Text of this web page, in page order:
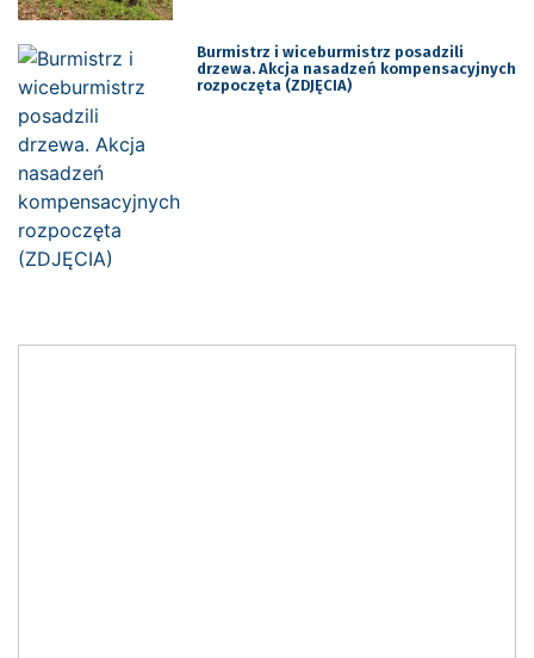
Burmistrz i wiceburmistrz posadzili
drzewa. Akcja nasadzeń kompensacyjnych
rozpoczęta (ZDJĘCIA)